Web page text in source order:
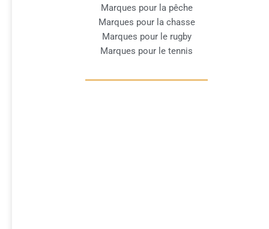
Marques pour la pêche
Marques pour la chasse
Marques pour le rugby
Marques pour le tennis